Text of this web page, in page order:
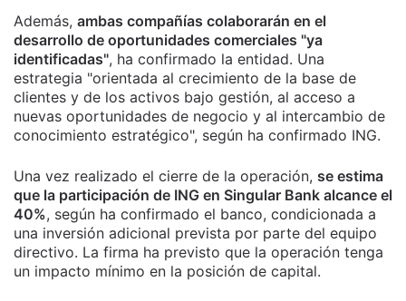
Además, ambas compañías colaborarán en el
desarrollo de oportunidades comerciales "ya
identificadas", ha confirmado la entidad. Una
estrategia "orientada al crecimiento de la base de
clientes y de los activos bajo gestión, al acceso a
nuevas oportunidades de negocio y al intercambio de
conocimiento estratégico", según ha confirmado ING.
Una vez realizado el cierre de la operación, se estima
que la participación de ING en Singular Bank alcance el
40%, según ha confirmado el banco, condicionada a
una inversión adicional prevista por parte del equipo
directivo. La firma ha previsto que la operación tenga
un impacto mínimo en la posición de capital.